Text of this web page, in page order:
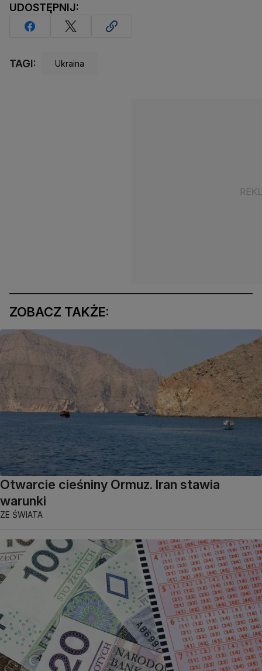
UDOSTĘPNIJ:
TAGI: Ukraina
ZOBACZ TAKŻE:
Otwarcie cieśniny Ormuz. Iran stawia
warunki
ZE ŚWIATA